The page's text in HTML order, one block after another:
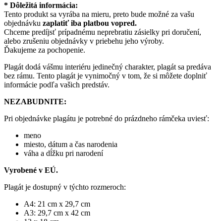
* Dôležitá informácia:
Tento produkt sa vyrába na mieru, preto bude možné za vašu
objednávku zaplatiť iba platbou vopred.
Chceme predíjsť prípadnému neprebratiu zásielky pri doručení,
alebo zrušeniu objednávky v priebehu jeho výroby.
Ďakujeme za pochopenie.
Plagát dodá vášmu interiéru jedinečný charakter, plagát sa predáva
bez rámu. Tento plagát je vynimočný v tom, že si môžete doplniť
informácie podľa vašich predstáv.
NEZABUDNITE:
Pri objednávke plagátu je potrebné do prázdneho rámčeka uviesť:
meno
miesto, dátum a čas narodenia
váha a dĺžku pri narodení
Vyrobené v EÚ.
Plagát je dostupný v týchto rozmeroch:
A4: 21 cm x 29,7 cm
A3: 29,7 cm x 42 cm